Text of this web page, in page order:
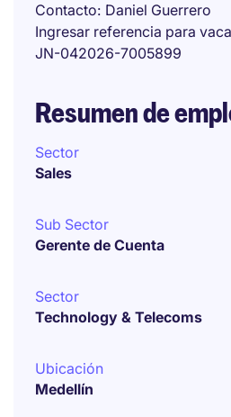
Contacto Daniel Guerrero
Ingresar referencia para
JN-042026-7005899
Resumen de
Sector
Sales
Sub Sector
Gerente de Cuenta
Sector
Technology & Telecoms
Ubicación
Medellín